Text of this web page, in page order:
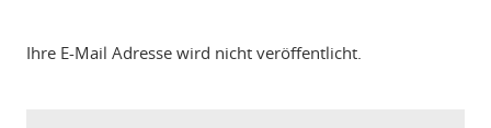
Ihre E-Mail Adresse wird nicht veröffentlicht.